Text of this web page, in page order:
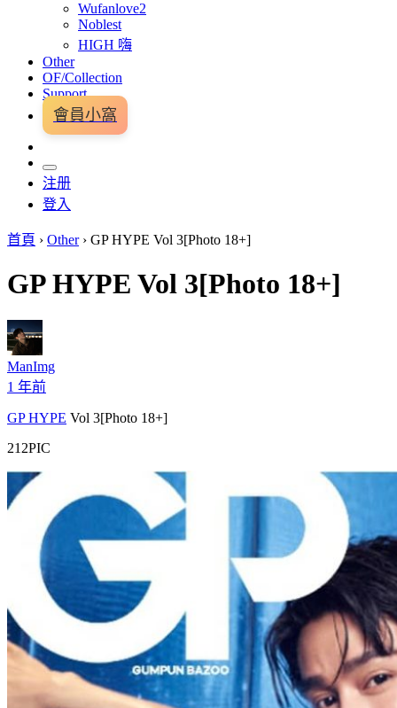
Wufanlove2
Noblest
HIGH 嗨
Other
OF/Collection
Support
會員小窩
注册
登入
首頁 › Other › GP HYPE Vol 3[Photo 18+]
GP HYPE Vol 3[Photo 18+]
ManImg
1 年前
GP HYPE Vol 3[Photo 18+]
212PIC